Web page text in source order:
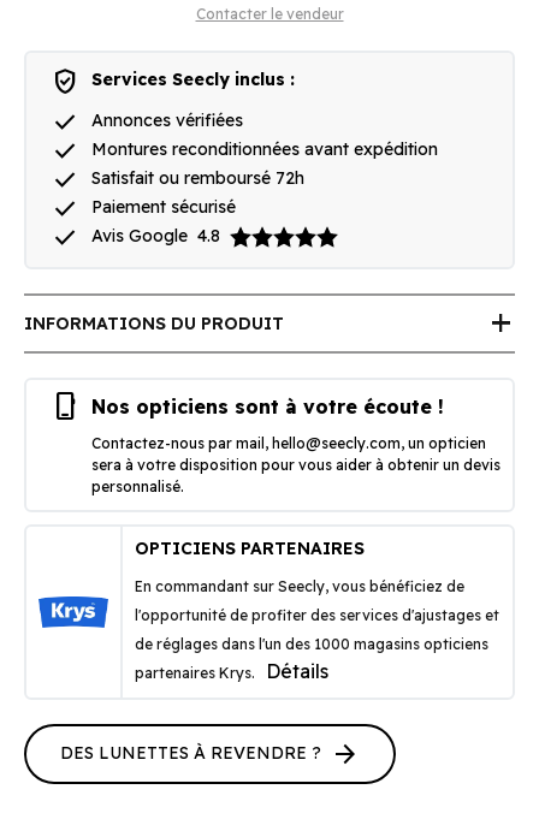
Contacter le vendeur
verified_user Services Seecly inclus :
done Annonces vérifiées
done Montures reconditionnées avant expédition
done Satisfait ou remboursé 72h
done Paiement sécurisé
done Avis Google 4.8
INFORMATIONS DU PRODUIT add
phone_iphone Nos opticiens sont à votre écoute !
Contactez-nous par mail, hello@seecly.com, un opticien
sera à votre disposition pour vous aider à obtenir un devis
personnalisé.
OPTICIENS PARTENAIRES
En commandant sur Seecly, vous bénéficiez de
l'opportunité de profiter des services d'ajustages et
de réglages dans l'un des 1000 magasins opticiens
partenaires Krys.
Détails
DES LUNETTES À REVENDRE ? arrow_forward